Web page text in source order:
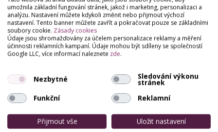
umožnila základní fungování stránek, jakož i marketing, personalizaci a
analýzu. Nastavení můžete kdykoli změnit nebo přijmout výchozí
nastavení. Tento banner můžete zavřít a pokračovat pouze se základními
soubory cookie. Zásady cookies
Údaje jsou shromažďovány za účelem personalizace reklamy a měření
účinnosti reklamních kampaní. Údaje mohou být sdíleny se společností
Google LLC, více informací naleznete zde.
Nezbytné Sledování výkonu
stránek
Funkční
Reklamní
Přijmout vše
Uložit nastavení